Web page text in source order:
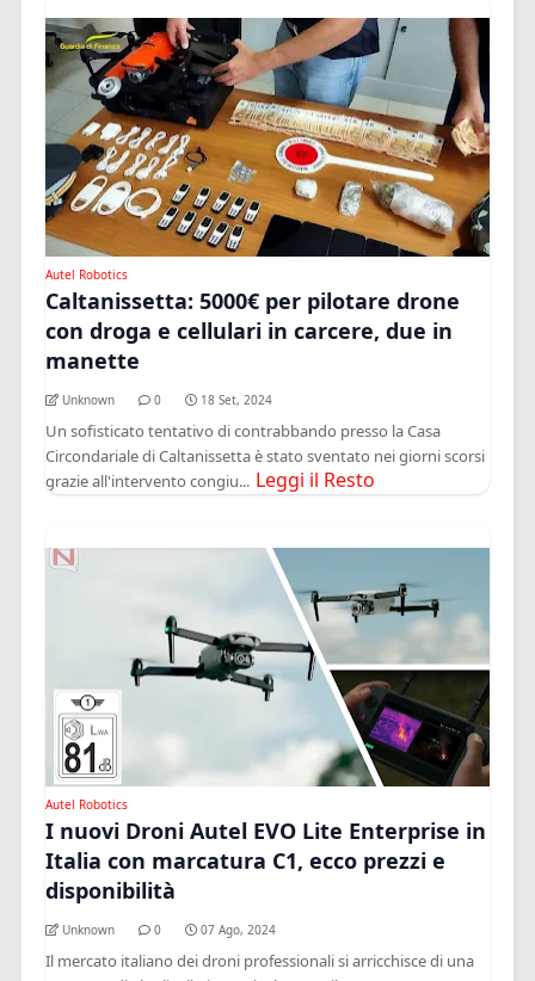
Autel Robotics
Caltanissetta: 5000€ per pilotare drone
con droga e cellulari in carcere, due in
manette
Unknown 0 18 Set, 2024
Un sofisticato tentativo di contrabbando presso la Casa
Circondariale di Caltanissetta è stato sventato nei giorni scorsi
grazie all'intervento congiu... Leggi il Resto
Autel Robotics
I nuovi Droni Autel EVO Lite Enterprise in
Italia con marcatura C1, ecco prezzi e
disponibilità
Unknown 0 07 Ago, 2024
Il mercato italiano dei droni professionali si arricchisce di una